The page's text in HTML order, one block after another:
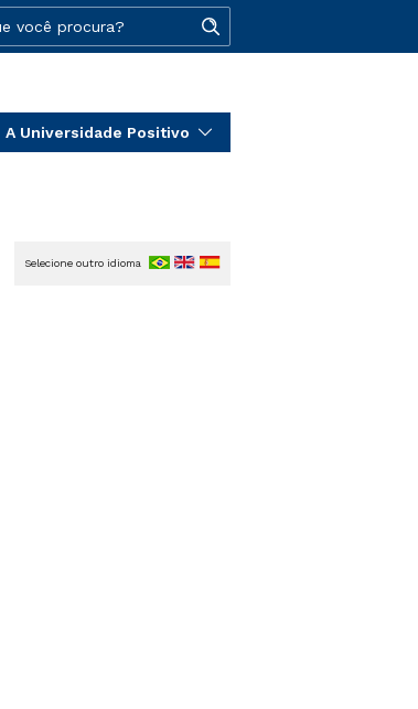
A Universidade Positivo
Selecione outro idioma